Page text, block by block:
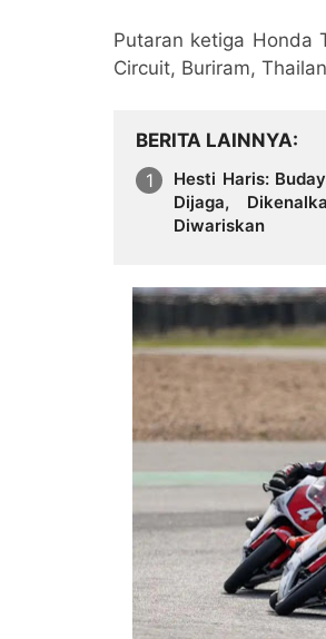
Putaran ketiga Honda
Circuit, Buriram,
BERITA LAINNYA
Hesti Haris:
Dijaga,
Diwariskan